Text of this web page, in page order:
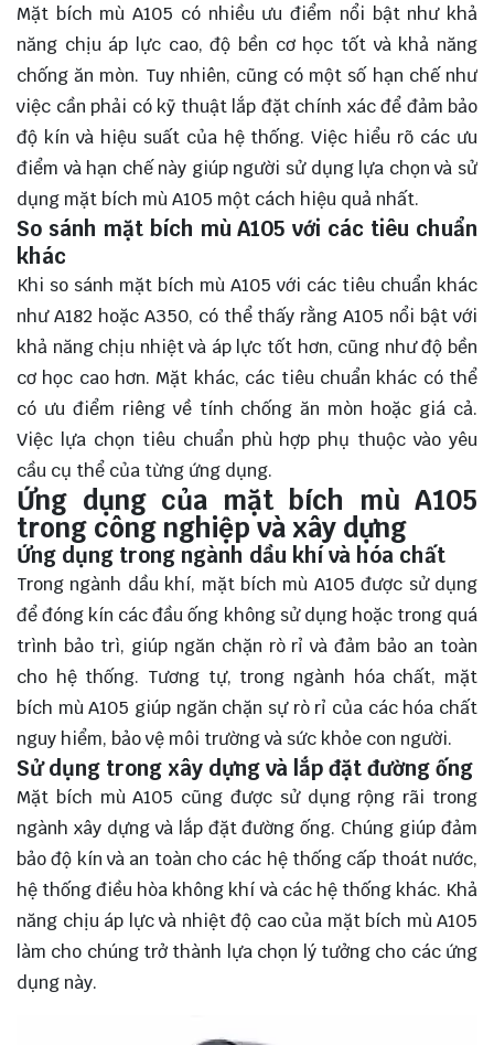
Mặt bích mù A105 có nhiều ưu điểm nổi bật như khả
năng chịu áp lực cao, độ bền cơ học tốt và khả năng
chống ăn mòn. Tuy nhiên, cũng có một số hạn chế như
việc cần phải có kỹ thuật lắp đặt chính xác để đảm bảo
độ kín và hiệu suất của hệ thống. Việc hiểu rõ các ưu
điểm và hạn chế này giúp người sử dụng lựa chọn và sử
dụng mặt bích mù A105 một cách hiệu quả nhất.
So sánh mặt bích mù A105 với các tiêu chuẩn
khác
Khi so sánh mặt bích mù A105 với các tiêu chuẩn khác
như A182 hoặc A350, có thể thấy rằng A105 nổi bật với
khả năng chịu nhiệt và áp lực tốt hơn, cũng như độ bền
cơ học cao hơn. Mặt khác, các tiêu chuẩn khác có thể
có ưu điểm riêng về tính chống ăn mòn hoặc giá cả.
Việc lựa chọn tiêu chuẩn phù hợp phụ thuộc vào yêu
cầu cụ thể của từng ứng dụng.
Ứng dụng của mặt bích mù A105
trong công nghiệp và xây dựng
Ứng dụng trong ngành dầu khí và hóa chất
Trong ngành dầu khí, mặt bích mù A105 được sử dụng
để đóng kín các đầu ống không sử dụng hoặc trong quá
trình bảo trì, giúp ngăn chặn rò rỉ và đảm bảo an toàn
cho hệ thống. Tương tự, trong ngành hóa chất, mặt
bích mù A105 giúp ngăn chặn sự rò rỉ của các hóa chất
nguy hiểm, bảo vệ môi trường và sức khỏe con người.
Sử dụng trong xây dựng và lắp đặt đường ống
Mặt bích mù A105 cũng được sử dụng rộng rãi trong
ngành xây dựng và lắp đặt đường ống. Chúng giúp đảm
bảo độ kín và an toàn cho các hệ thống cấp thoát nước,
hệ thống điều hòa không khí và các hệ thống khác. Khả
năng chịu áp lực và nhiệt độ cao của mặt bích mù A105
làm cho chúng trở thành lựa chọn lý tưởng cho các ứng
dụng này.